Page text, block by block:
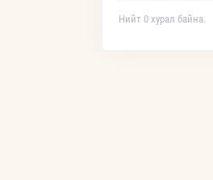
Нийт 0 хурал байна.